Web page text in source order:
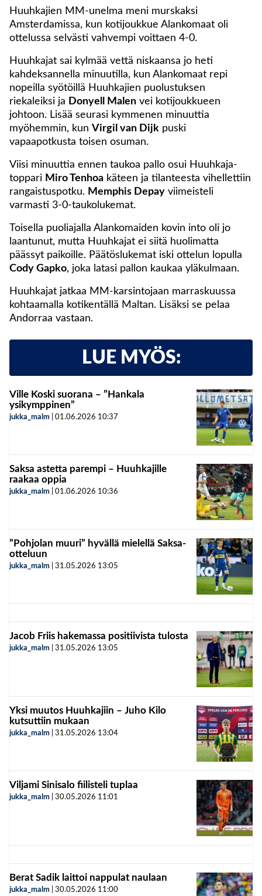
Huuhkajien MM-unelma meni murskaksi
Amsterdamissa, kun kotijoukkue Alankomaat oli
ottelussa selvästi vahvempi voittaen 4-0.
Huuhkajat sai kylmää vettä niskaansa jo heti
kahdeksannella minuutilla, kun Alankomaat repi
nopeilla syötöillä Huuhkajien puolustuksen
riekaleiksi ja Donyell Malen vei kotijoukkueen
johtoon. Lisää seurasi kymmenen minuuttia
myöhemmin, kun Virgil van Dijk puski
vapaapotkusta toisen osuman.
Viisi minuuttia ennen taukoa pallo osui Huuhkaja-
toppari Miro Tenhoa käteen ja tilanteesta vihellettiin
rangaistuspotku. Memphis Depay viimeisteli
varmasti 3-0-taukolukemat.
Toisella puoliajalla Alankomaiden kovin into oli jo
laantunut, mutta Huuhkajat ei siitä huolimatta
päässyt paikoille. Päätöslukemat iski ottelun lopulla
Cody Gapko, joka latasi pallon kaukaa yläkulmaan.
Huuhkajat jatkaa MM-karsintojaan marraskuussa
kohtaamalla kotikentällä Maltan. Lisäksi se pelaa
Andorraa vastaan.
LUE MYÖS:
Ville Koski suorana – ”Hankala
ysikymppinen”
jukka_malm 01.06.2026 10:37
Saksa astetta parempi – Huuhkajille
raakaa oppia
jukka_malm 01.06.2026 10:36
”Pohjolan muuri” hyvällä mielellä Saksa-
otteluun
jukka_malm 31.05.2026 13:05
Jacob Friis hakemassa positiivista tulosta
jukka_malm 31.05.2026 13:05
Yksi muutos Huuhkajiin – Juho Kilo
kutsuttiin mukaan
jukka_malm 31.05.2026 13:04
Viljami Sinisalo fiilisteli tuplaa
jukka_malm 30.05.2026 11:01
Berat Sadik laittoi nappulat naulaan
jukka_malm 30.05.2026 11:00